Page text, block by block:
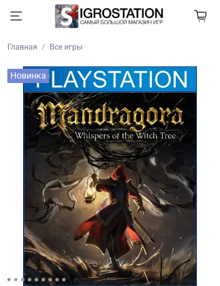
Главная Все игры
Новинка